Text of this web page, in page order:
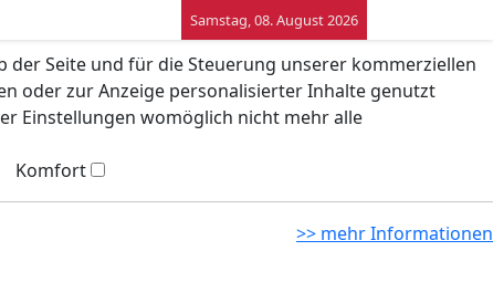
der Seite und für die Steuerung unserer kommerziellen
oder zur Anzeige personalisierter Inhalte genutzt
Einstellungen womöglich nicht mehr alle
Komfort
>> mehr Informationen
Samstag, 08. August 2026